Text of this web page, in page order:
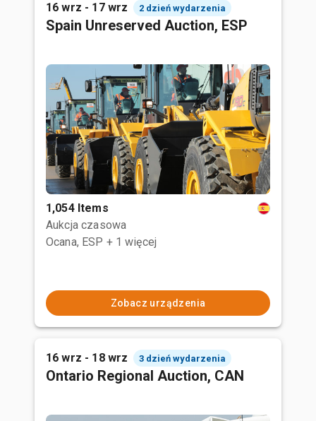
16 wrz - 17 wrz 2 dzień wydarzenia
Spain Unreserved Auction, ESP
1,054 Items
Aukcja czasowa
Ocana, ESP + 1 więcej
Zobacz urządzenia
16 wrz - 18 wrz 3 dzień wydarzenia
Ontario Regional Auction, CAN